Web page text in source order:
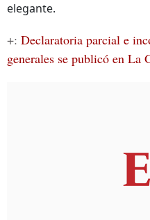
elegante.
+: Declaratoria parcial e
generales se publicó en La